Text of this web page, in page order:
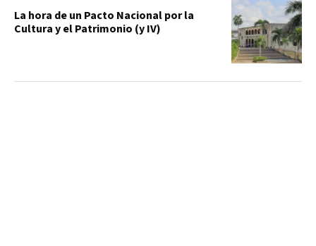
La hora de un Pacto Nacional por la
Cultura y el Patrimonio (y IV)